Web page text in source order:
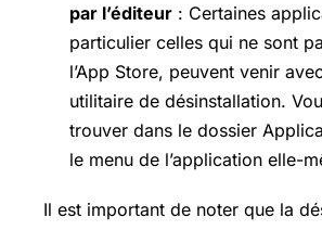
par l’éditeur : Certaines
particulier celles qui ne sont
l’App Store, peuvent venir
utilitaire de désinstallation.
trouver dans le dossier
le menu de l’application elle-
Il est important de noter que la